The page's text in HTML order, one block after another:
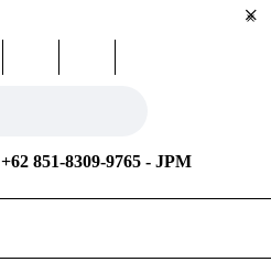
+62 851-8309-9765 - JPM